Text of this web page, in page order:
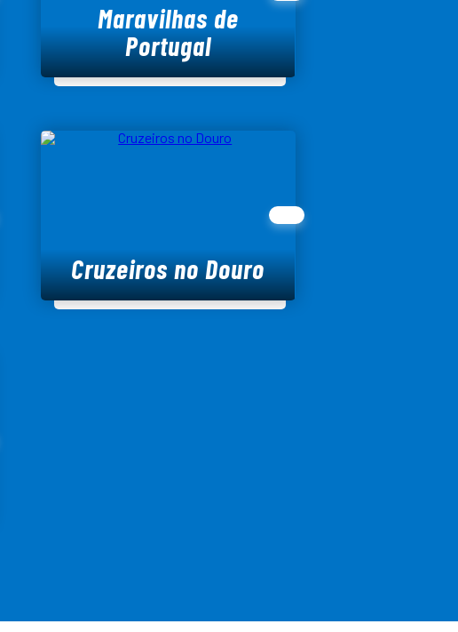
Maravilhas de
Portugal
Cruzeiros no Douro